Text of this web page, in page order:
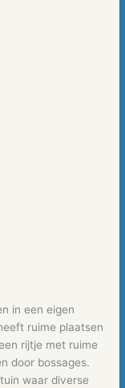
in een eigen
ruime plaatsen
rijtje met ruime
door bossages.
waar diverse